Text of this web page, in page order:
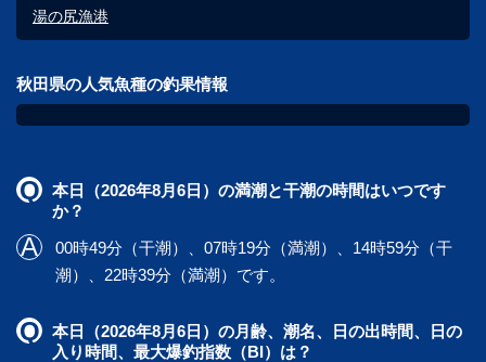
湯の尻漁港
秋田県の人気魚種の釣果情報
本日（2026年8月6日）の満潮と干潮の時間はいつです
か？
00時49分（干潮）、07時19分（満潮）、14時59分（干
潮）、22時39分（満潮）です。
本日（2026年8月6日）の月齢、潮名、日の出時間、日の
入り時間、最大爆釣指数（BI）は？